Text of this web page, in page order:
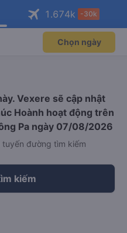
ngay!
viên độc
Mở app
máy bay qua
Mở app
1.674k -30k
Chọn ngày
Vexere sẽ cập nhật
Hoành hoạt động trên
Pa ngày 07/08/2026
đường tìm kiếm
kiếm